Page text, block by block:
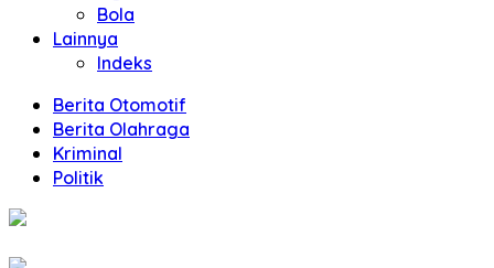
Bola
Lainnya
Indeks
Berita Otomotif
Berita Olahraga
Kriminal
Politik